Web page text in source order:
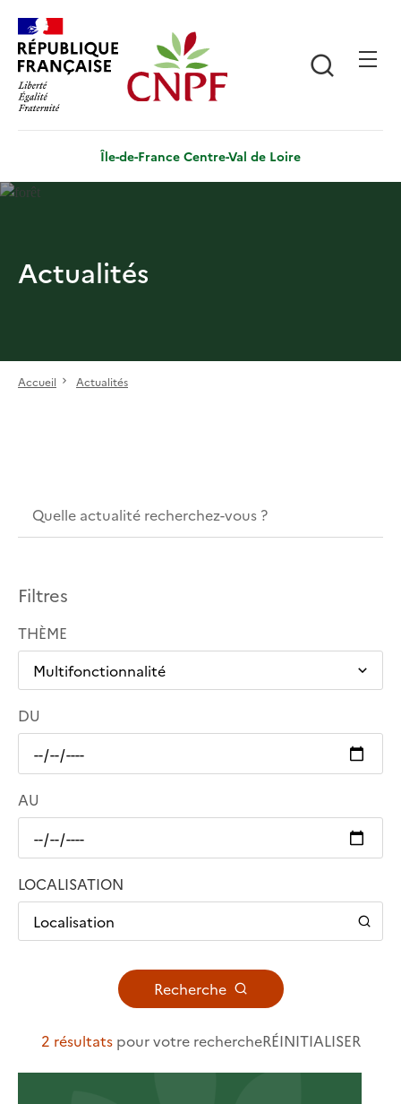
contenu
principal
Île-de-France Centre-Val de Loire
Actualités
Accueil Actualités
Filtres
THÈME
DU
AU
LOCALISATION
Localisation
Recherche
2 résultatspour votre rechercheRÉINITIALISER